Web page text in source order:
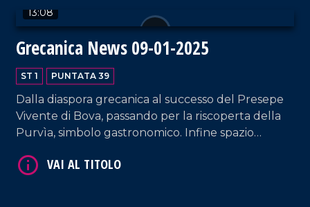
13:08
Grecanica News 09-01-2025
ST 1 PUNTATA 39
Dalla diaspora grecanica al successo del Presepe
Vivente di Bova, passando per la riscoperta della
Purvìa, simbolo gastronomico. Infine spazio
Madonna dell'Isodia, è portatore di un messaggio